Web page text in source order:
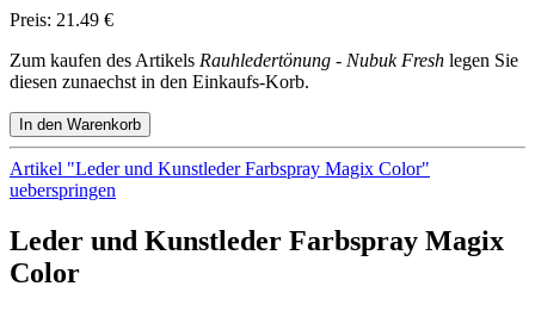
Preis: 21.49 €
Zum kaufen des Artikels Rauhledertönung - Nubuk Fresh legen Sie
diesen zunaechst in den Einkaufs-Korb.
Artikel "Leder und Kunstleder Farbspray Magix Color"
ueberspringen
Leder und Kunstleder Farbspray Magix
Color